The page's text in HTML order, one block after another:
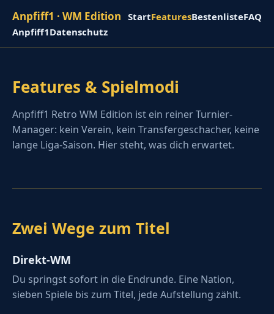
Anpfiff1 · WM Edition StartFeaturesBestenlisteFAQ
Anpfiff1Datenschutz
Features & Spielmodi
Anpfiff1 Retro WM Edition ist ein reiner Turnier-
Manager: kein Verein, kein Transfergeschacher, keine
lange Liga-Saison. Hier steht, was dich erwartet.
Zwei Wege zum Titel
Direkt-WM
Du springst sofort in die Endrunde. Eine Nation,
sieben Spiele bis zum Titel, jede Aufstellung zählt.